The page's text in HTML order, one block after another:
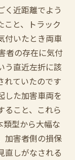
く近距離でよう
こと、トラック
付いたとき両車
者の存在に気付
う直近左折に該
れていたのです
した加害車両を
ること、これら
類型から大幅な
加害者側の損保
直しがなされる